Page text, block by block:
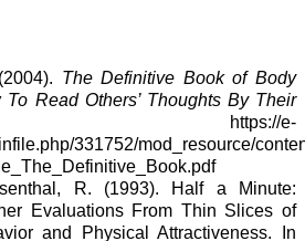
The Definitive Book of Body
To Read Others’ Thoughts By Their
e-
331752/mod_resource/
R. (1993). Half a Minute:
Evaluations From Thin Slices of
and Physical Attractiveness. In